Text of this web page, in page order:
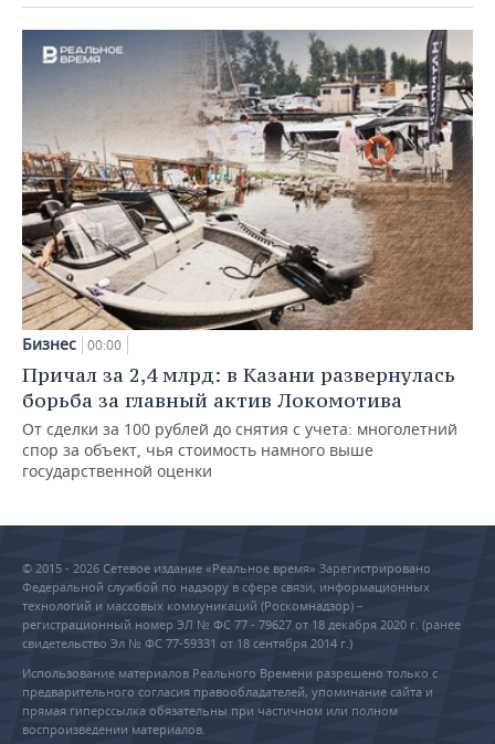
Бизнес 00:00
Причал за 2,4 млрд: в Казани развернулась
борьба за главный актив Локомотива
От сделки за 100 рублей до снятия с учета: многолетний
спор за объект, чья стоимость намного выше
государственной оценки
© 2015 - 2026 Сетевое издание «Реальное время» Зарегистрировано
Федеральной службой по надзору в сфере связи, информационных
технологий и массовых коммуникаций (Роскомнадзор) –
регистрационный номер ЭЛ № ФС 77 - 79627 от 18 декабря 2020 г. (ранее
свидетельство Эл № ФС 77-59331 от 18 сентября 2014 г.)
Использование материалов Реального Времени разрешено только с
предварительного согласия правообладателей, упоминание сайта и
прямая гиперссылка обязательны при частичном или полном
воспроизведении материалов.